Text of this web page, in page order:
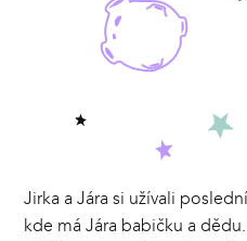
Jirka a Jára si užívali
kde má Jára babičku a